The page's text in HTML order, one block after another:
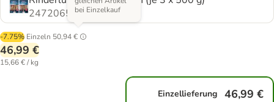
2472065.0
-7.75% Einzeln 50,94 €
bei Einzelkauf
46,99 €
15,66 € / kg
Einzellieferung 46,99 €